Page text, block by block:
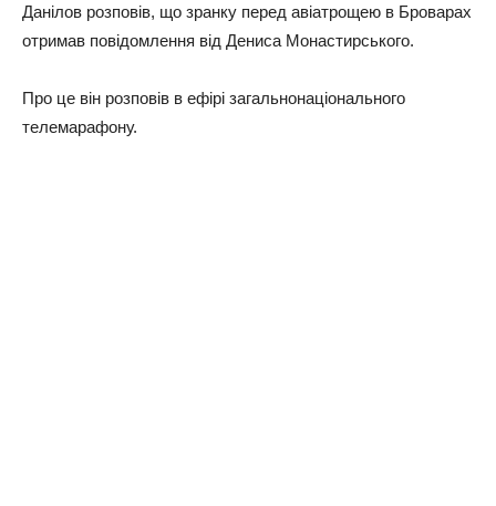
Данілов розповів, що зранку перед авіатрощею в Броварах
отримав повідомлення від Дениса Монастирського.
Про це він розповів в ефірі загальнонаціонального
телемарафону.